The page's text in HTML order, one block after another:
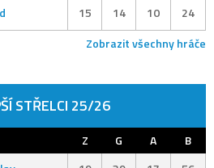
15 14 10
24
Zobrazit všechny hráče
STŘELCI 25/26
Z G A
B